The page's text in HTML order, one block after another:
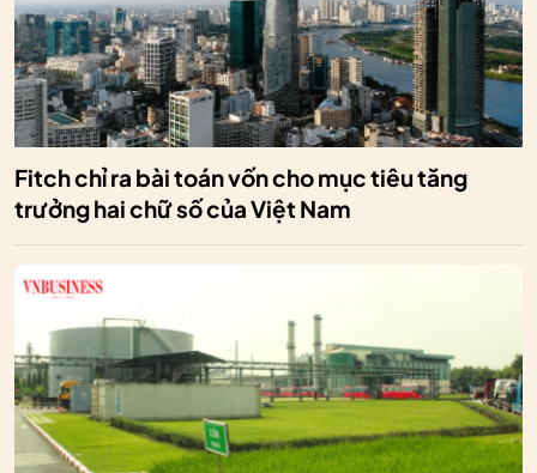
Fitch chỉ ra bài toán vốn cho mục tiêu tăng
trưởng hai chữ số của Việt Nam